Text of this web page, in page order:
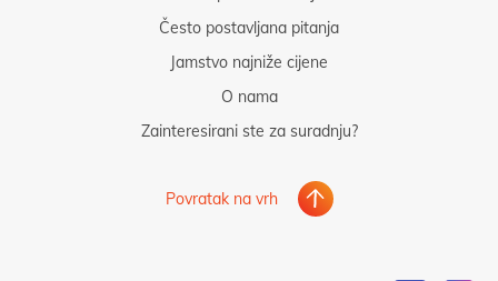
Često postavljana pitanja
Jamstvo najniže cijene
O nama
Zainteresirani ste za suradnju?
Povratak na vrh